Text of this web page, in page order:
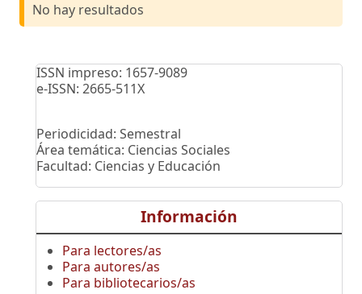
No hay resultados
ISSN impreso: 1657-9089
e-ISSN: 2665-511X
Periodicidad: Semestral
Área temática: Ciencias Sociales
Facultad: Ciencias y Educación
Información
Para lectores/as
Para autores/as
Para bibliotecarios/as